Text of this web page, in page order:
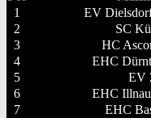
1
EV
2
SC
3
HC
4
EHC
5
EV
6
EHC
7
EHC